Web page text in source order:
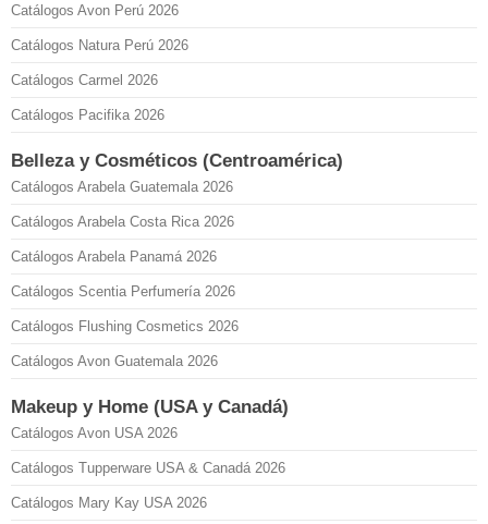
Catálogos Avon Perú 2026
Catálogos Natura Perú 2026
Catálogos Carmel 2026
Catálogos Pacifika 2026
Belleza y Cosméticos (Centroamérica)
Catálogos Arabela Guatemala 2026
Catálogos Arabela Costa Rica 2026
Catálogos Arabela Panamá 2026
Catálogos Scentia Perfumería 2026
Catálogos Flushing Cosmetics 2026
Catálogos Avon Guatemala 2026
Makeup y Home (USA y Canadá)
Catálogos Avon USA 2026
Catálogos Tupperware USA & Canadá 2026
Catálogos Mary Kay USA 2026